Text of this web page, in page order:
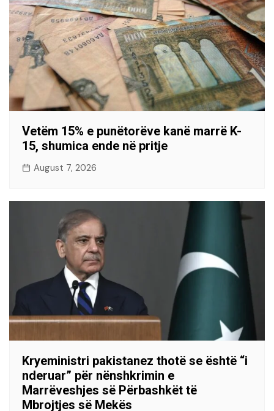
Vetëm 15% e punëtorëve kanë marrë K-
15, shumica ende në pritje
August 7, 2026
Kryeministri pakistanez thotë se është “i
nderuar” për nënshkrimin e
Marrëveshjes së Përbashkët të
Mbrojtjes së Mekës